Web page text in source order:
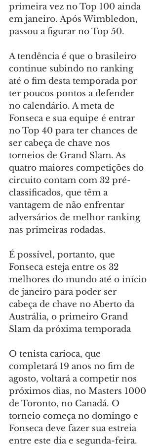
primeira vez no Top 100 ainda
em janeiro. Após Wimbledon,
passou a figurar no Top 50.
A tendência é que o brasileiro
continue subindo no ranking
até o fim desta temporada por
ter poucos pontos a defender
no calendário. A meta de
Fonseca e sua equipe é entrar
no Top 40 para ter chances de
ser cabeça de chave nos
torneios de Grand Slam. As
quatro maiores competições do
circuito contam com 32 pré-
classificados, que têm a
vantagem de não enfrentar
adversários de melhor ranking
nas primeiras rodadas.
É possível, portanto, que
Fonseca esteja entre os 32
melhores do mundo até o início
de janeiro para poder ser
cabeça de chave no Aberto da
Austrália, o primeiro Grand
Slam da próxima temporada
O tenista carioca, que
completará 19 anos no fim de
agosto, voltará a competir nos
próximos dias, no Masters 1000
de Toronto, no Canadá. O
torneio começa no domingo e
Fonseca deve fazer sua estreia
entre este dia e segunda-feira.